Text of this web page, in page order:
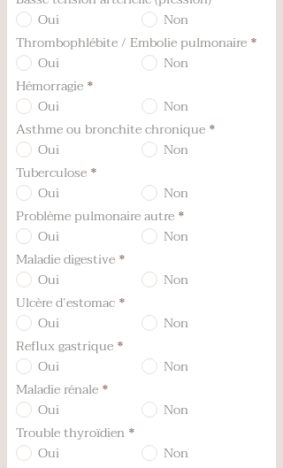
Oui
Non
Thrombophlébite / Embolie pulmonaire*
Oui
Non
Hémorragie*
Oui
Non
Asthme ou bronchite chronique*
Oui
Non
Tuberculose*
Oui
Non
Problème pulmonaire autre*
Oui
Non
Maladie digestive*
Oui
Non
Ulcère d’estomac*
Oui
Non
Reflux gastrique*
Oui
Non
Maladie rénale*
Oui
Non
Trouble thyroïdien*
Oui
Non